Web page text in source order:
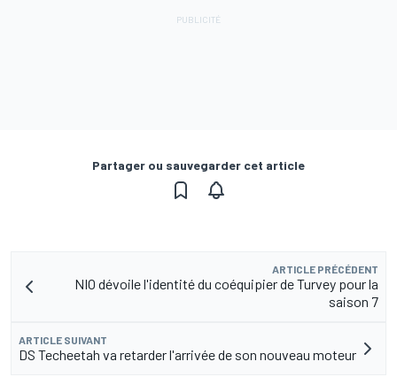
Partager ou sauvegarder cet article
ARTICLE PRÉCÉDENT
NIO dévoile l'identité du coéquipier de Turvey pour la
saison 7
ARTICLE SUIVANT
DS Techeetah va retarder l'arrivée de son nouveau moteur